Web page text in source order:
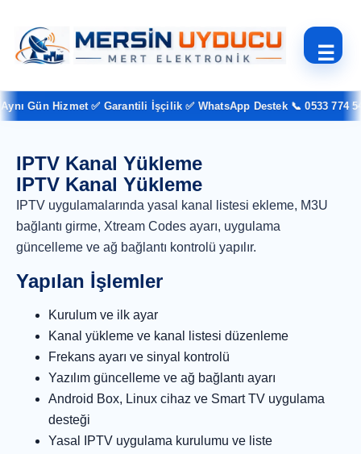
☰
Gün Hizmet ✅ Garantili İşçilik ✅ WhatsApp Destek 📞 0533 774 54
IPTV Kanal Yükleme
IPTV Kanal Yükleme
IPTV uygulamalarında yasal kanal listesi ekleme, M3U
bağlantı girme, Xtream Codes ayarı, uygulama
güncelleme ve ağ bağlantı kontrolü yapılır.
Yapılan İşlemler
Kurulum ve ilk ayar
Kanal yükleme ve kanal listesi düzenleme
Frekans ayarı ve sinyal kontrolü
Yazılım güncelleme ve ağ bağlantı ayarı
Android Box, Linux cihaz ve Smart TV uygulama
desteği
Yasal IPTV uygulama kurulumu ve liste